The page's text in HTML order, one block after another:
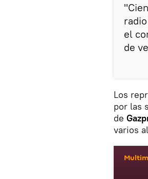
el
de
Los
por las
de
varios